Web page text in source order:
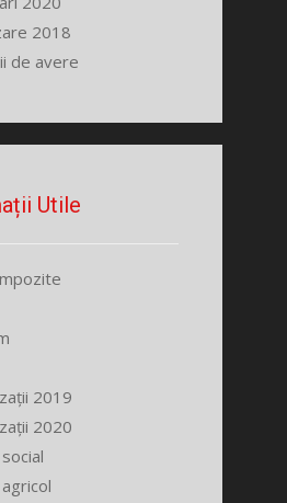
2018
de avere
Utile
2019
2020